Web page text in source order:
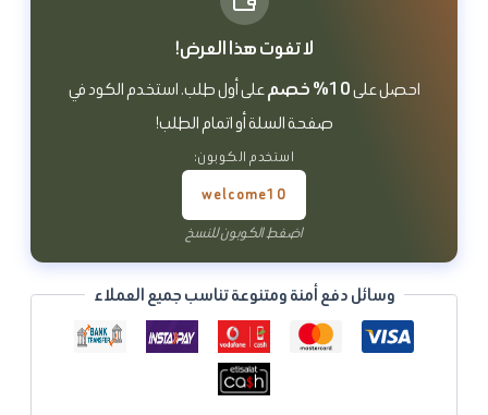
لا تفوت هذا العرض!
احصل على10% خصم
على أول طلب. استخدم الكود في
صفحة السلة أو اتمام الطلب!
استخدم الكوبون:
welcome10
اضغط الكوبون للنسخ
وسائل دفع أمنة ومتنوعة تناسب جميع العملاء